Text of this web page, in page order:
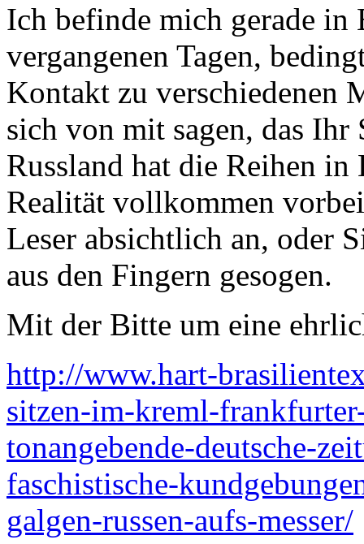
Ich befinde mich gerade in
vergangenen Tagen,
Kontakt zu verschiedenen
sich von mit sagen, das
Russland hat die Reihen in
Realität vollkommen
Leser absichtlich an, oder
aus den Fingern gesogen.
Mit der Bitte um eine
http://www.hart-
sitzen-im-kreml-
tonangebende-deutsche-
faschistische-
galgen-russen-aufs-messer/